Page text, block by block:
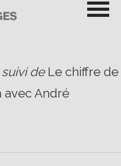
suivi deLe chiffre de
avec André